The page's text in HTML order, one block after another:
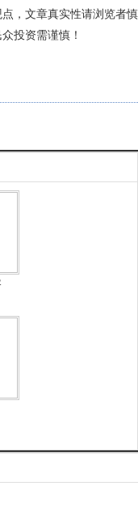
，文章真实性请浏览者慎
投资需谨慎！